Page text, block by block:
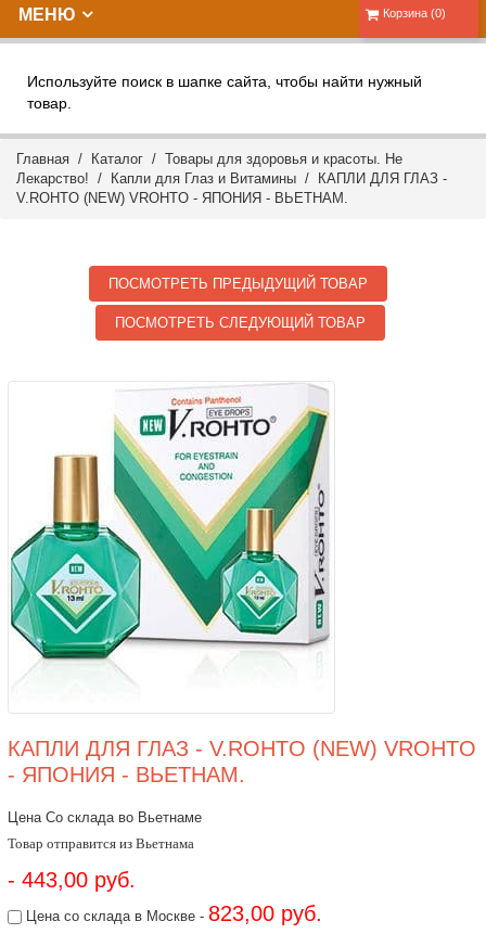
Корзина (0)
МЕНЮ
Используйте поиск в шапке сайта, чтобы найти нужный
товар.
Главная / Каталог / Товары для здоровья и красоты. Не
Лекарство! / Капли для Глаз и Витамины / КАПЛИ ДЛЯ ГЛАЗ -
V.ROHTO (NEW) VROHTO - ЯПОНИЯ - ВЬЕТНАМ.
ПОСМОТРЕТЬ ПРЕДЫДУЩИЙ ТОВАР
ПОСМОТРЕТЬ СЛЕДУЮЩИЙ ТОВАР
КАПЛИ ДЛЯ ГЛАЗ - V.ROHTO (NEW) VROHTO
- ЯПОНИЯ - ВЬЕТНАМ.
Цена Со склада во Вьетнаме
Товар отправится из Вьетнама
- 443,00 руб.
Цена со склада в Москве - 823,00 руб.